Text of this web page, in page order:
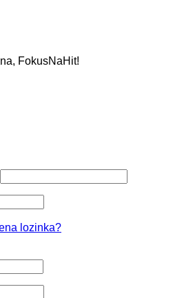
FokusNaHit!
lozinka?